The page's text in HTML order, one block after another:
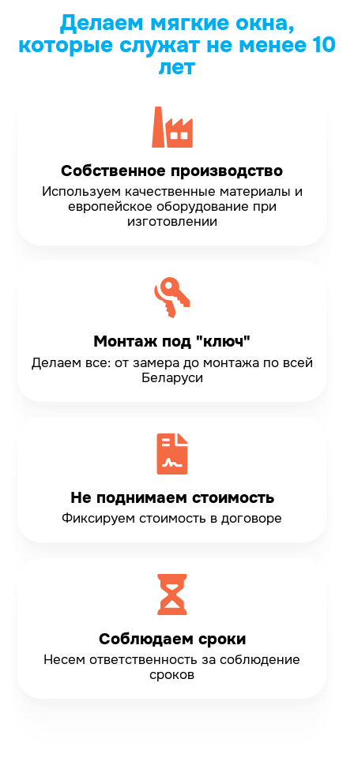
Делаем мягкие окна,
которые служат не менее 10
лет
Собственное производство
Используем качественные материалы и
европейское оборудование при
изготовлении
Монтаж под "ключ"
Делаем все: от замера до монтажа по всей
Беларуси
Не поднимаем стоимость
Фиксируем стоимость в договоре
Соблюдаем сроки
Несем ответственность за соблюдение
сроков